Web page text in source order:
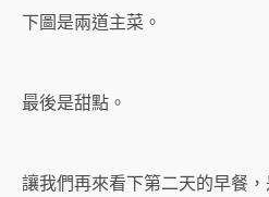
下圖是兩道主菜。
最後是甜點。
讓我們再來看下第二天的早餐